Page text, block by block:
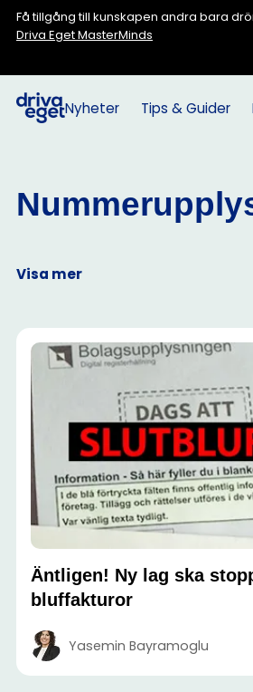
Få tillgång till kunskapen andra bara
Driva Eget MasterMinds
Nyheter Tips & Guider
Visa mer
Äntligen! Ny lag ska
bluffakturor
Yasemin Bayramoglu